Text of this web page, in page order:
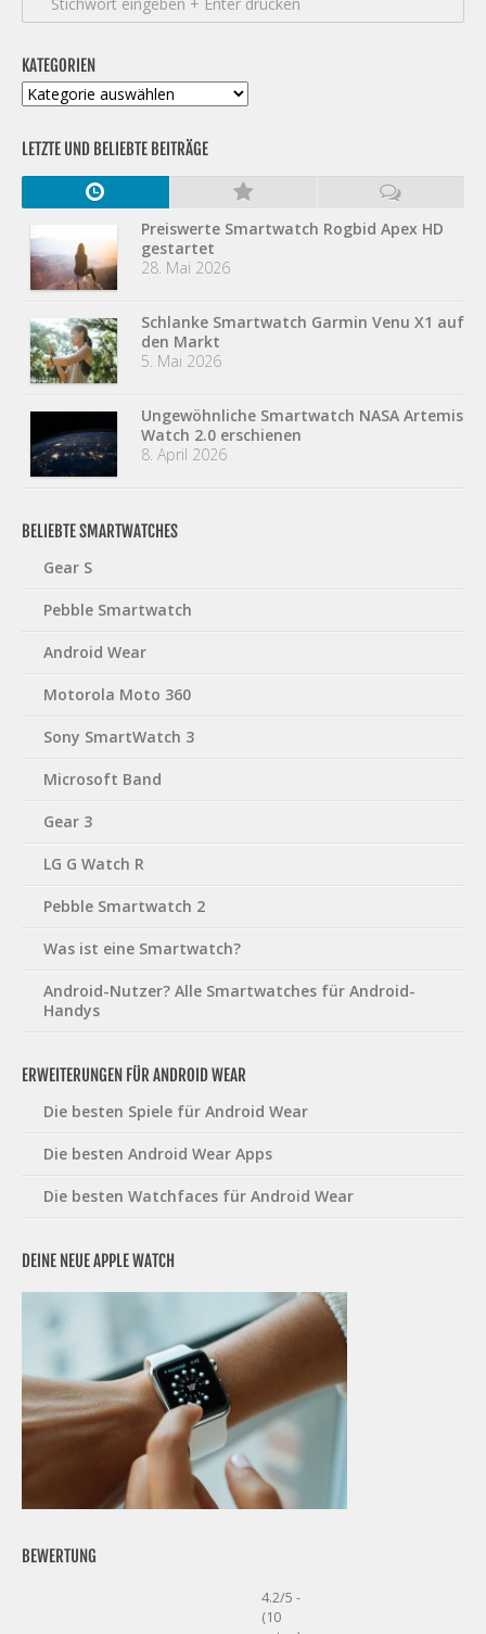
KATEGORIEN
Kategorien
LETZTE UND BELIEBTE BEITRÄGE
Preiswerte Smartwatch Rogbid Apex HD
gestartet
28. Mai 2026
Schlanke Smartwatch Garmin Venu X1 auf
den Markt
5. Mai 2026
Ungewöhnliche Smartwatch NASA Artemis
Watch 2.0 erschienen
8. April 2026
BELIEBTE SMARTWATCHES
Gear S
Pebble Smartwatch
Android Wear
Motorola Moto 360
Sony SmartWatch 3
Microsoft Band
Gear 3
LG G Watch R
Pebble Smartwatch 2
Was ist eine Smartwatch?
Android-Nutzer? Alle Smartwatches für Android-
Handys
ERWEITERUNGEN FÜR ANDROID WEAR
Die besten Spiele für Android Wear
Die besten Android Wear Apps
Die besten Watchfaces für Android Wear
DEINE NEUE APPLE WATCH
BEWERTUNG
4.2/5 -
(10